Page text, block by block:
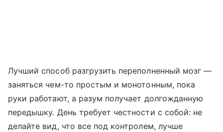
Лучший способ разгрузить переполненный мозг —
заняться чем-то простым и монотонным, пока
руки работают, а разум получает долгожданную
передышку. День требует честности с собой: не
делайте вид, что все под контролем, лучше